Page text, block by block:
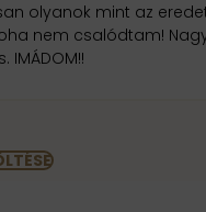
olyanok mint az
nem csalódtam!
IMÁDOM!!